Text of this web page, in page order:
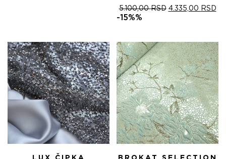
5.100,00RSD ОРИГИНАЛНА
5.100,00 RSD.
4.335,00 RSD
-15%%